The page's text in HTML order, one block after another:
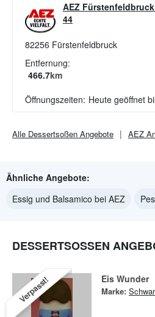
AEZ Fürstenfeldbruck
44
82256 Fürstenfeldbruck
Entfernung:
466.7km
Öffnungszeiten: Heute geöffnet
Alle Dessertsoßen Angebote AEZ
Ähnliche Angebote:
Essig und Balsamico bei AEZ
DESSERTSOSSEN
Verpasst! Eis Wunder
Marke: